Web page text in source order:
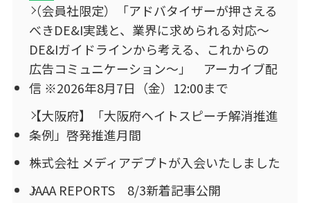
（会員社限定）「アドバタイザーが押さえる
べきDE&I実践と、業界に求められる対応～
DE&Iガイドラインから考える、これからの
広告コミュニケーション～」 アーカイブ配
信 ※2026年8月7日（金）12:00まで
【大阪府】「大阪府ヘイトスピーチ解消推進
条例」啓発推進月間
株式会社 メディアデプトが入会いたしました
JAAA REPORTS 8/3新着記事公開